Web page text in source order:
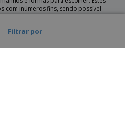
Filtrar por
com inúmeros fins, sendo possível
a cores e frases, em alta qualidade